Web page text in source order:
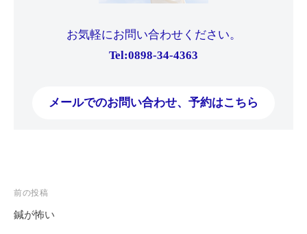
お気軽にお問い合わせください。
Tel:0898-34-4363
メールでのお問い合わせ、予約はこちら
投
稿
前の投稿
鍼が怖い